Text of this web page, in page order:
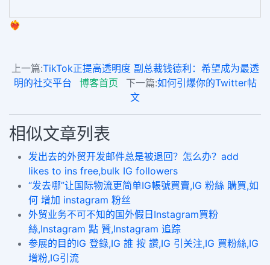
❤️‍🔥
上一篇:TikTok正提高透明度 副总裁钱德利：希望成为最透
明的社交平台
博客首页 下一篇:如何引爆你的Twitter帖
文
相似文章列表
发出去的外贸开发邮件总是被退回？怎么办？add
likes to ins free,bulk IG followers
“发去哪”让国际物流更简单IG帳號買賣,IG 粉絲 購買,如
何 增加 instagram 粉丝
外贸业务不可不知的国外假日Instagram買粉
絲,Instagram 點 贊,Instagram 追踪
参展的目的IG 登錄,IG 誰 按 讚,IG 引关注,IG 買粉絲,IG
增粉,IG引流